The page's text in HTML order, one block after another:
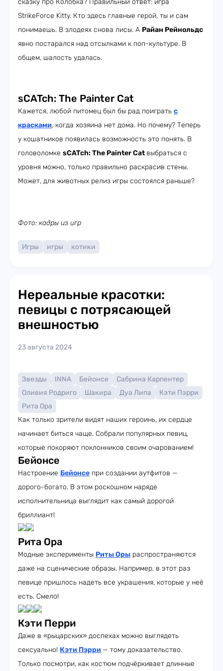
сказку про Колобка? Правильный ответ: игра
StrikeForce Kitty. Кто здесь главные герой, ты и сам
понимаешь. В злодеях снова лисы. А Райан Рейнольдс
явно постарался над отсылками к поп-культуре. В
общем, шалость удалась.
sCATch: The Painter Cat
Кажется, любой питомец был бы рад поиграть с
красками, когда хозяина нет дома. Но почему? Теперь
у кошатников появилась возможность это понять. В
головоломке sCATch: The Painter Cat выбраться с
уровня можно, только правильно раскрасив стены.
Может, для животных релиз игры состоялся раньше?
Фото: кадры из игр
Игры игры котики
Нереальные красотки:
певицы с потрясающей
внешностью
23 августа 2024
Звезды INNA Бейонсе
Сабрина Карпентер
Оливия Родриго
Шакира Дуа Липа
Кэти Пэрри
Рита Ора
Как только зрители видят наших героинь, их сердце
начинает биться чаще. Собрали популярных певиц,
которые покоряют поклонников своим очарованием!
Бейонсе
Настроение Бейонсе при создании аутфитов —
дорого-богато. В этом роскошном наряде
исполнительница выглядит как самый дорогой
бриллиант!
Рита Ора
Модные эксперименты Риты Оры распространяются
даже на сценические образы. Например, в этот раз
певице пришлось надеть все украшения, которые у неё
есть. Смело!
Кэти Перри
Даже в «рыцарских» доспехах можно выглядеть
сексуально! Кэти Пэрри — тому доказательство.
Только посмотри, как костюм подчёркивает длинные